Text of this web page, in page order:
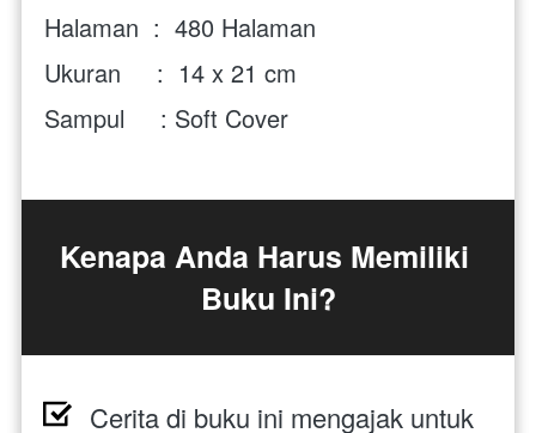
Halaman  :  480 Halaman
Ukuran     :  14 x 21 cm
Sampul     : Soft Cover
Kenapa Anda Harus Memiliki
Buku Ini?
Cerita di buku ini mengajak untuk